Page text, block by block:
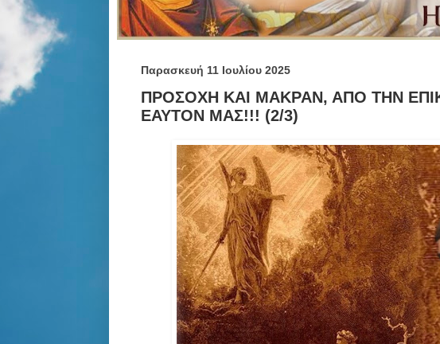
Παρασκευή 11 Ιουλίου 2025
ΠΡΟΣΟΧΗ ΚΑΙ ΜΑΚΡΑΝ, ΑΠΟ ΤΗΝ
ΕΑΥΤΟΝ ΜΑΣ!!! (2/3)